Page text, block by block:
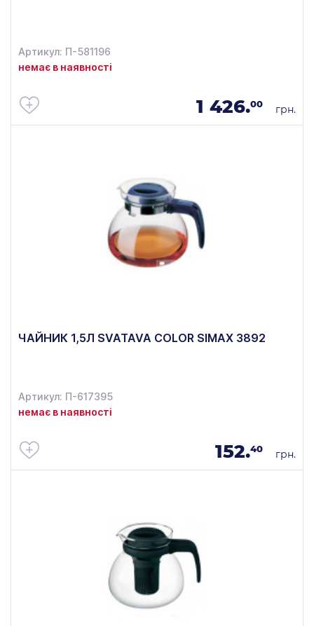
Артикул: П-581196
немає в наявності
1 426.00 грн.
ЧАЙНИК 1,5Л SVATAVA COLOR SIMAX 3892
Артикул: П-617395
немає в наявності
152.40 грн.